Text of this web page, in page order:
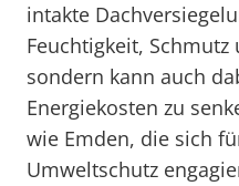
intakte
Feuchtigkeit, Schmutz
sondern kann auch
Energiekosten zu
wie Emden, die sich
Umweltschutz